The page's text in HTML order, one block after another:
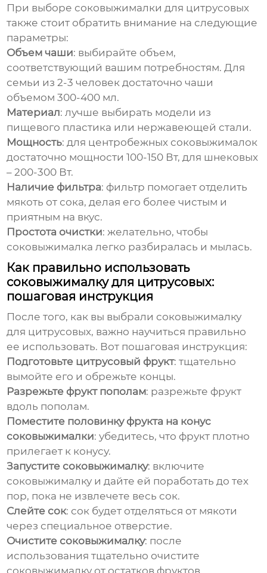
При выборе соковыжималки для цитрусовых
также стоит обратить внимание на следующие
параметры:
Объем чаши: выбирайте объем,
соответствующий вашим потребностям. Для
семьи из 2-3 человек достаточно чаши
объемом 300-400 мл.
Материал: лучше выбирать модели из
пищевого пластика или нержавеющей стали.
Мощность: для центробежных соковыжималок
достаточно мощности 100-150 Вт, для шнековых
– 200-300 Вт.
Наличие фильтра: фильтр помогает отделить
мякоть от сока, делая его более чистым и
приятным на вкус.
Простота очистки: желательно, чтобы
соковыжималка легко разбиралась и мылась.
Как правильно использовать
соковыжималку для цитрусовых:
пошаговая инструкция
После того, как вы выбрали соковыжималку
для цитрусовых, важно научиться правильно
ее использовать. Вот пошаговая инструкция:
Подготовьте цитрусовый фрукт: тщательно
вымойте его и обрежьте концы.
Разрежьте фрукт пополам: разрежьте фрукт
вдоль пополам.
Поместите половинку фрукта на конус
соковыжималки: убедитесь, что фрукт плотно
прилегает к конусу.
Запустите соковыжималку: включите
соковыжималку и дайте ей поработать до тех
пор, пока не извлечете весь сок.
Слейте сок: сок будет отделяться от мякоти
через специальное отверстие.
Очистите соковыжималку: после
использования тщательно очистите